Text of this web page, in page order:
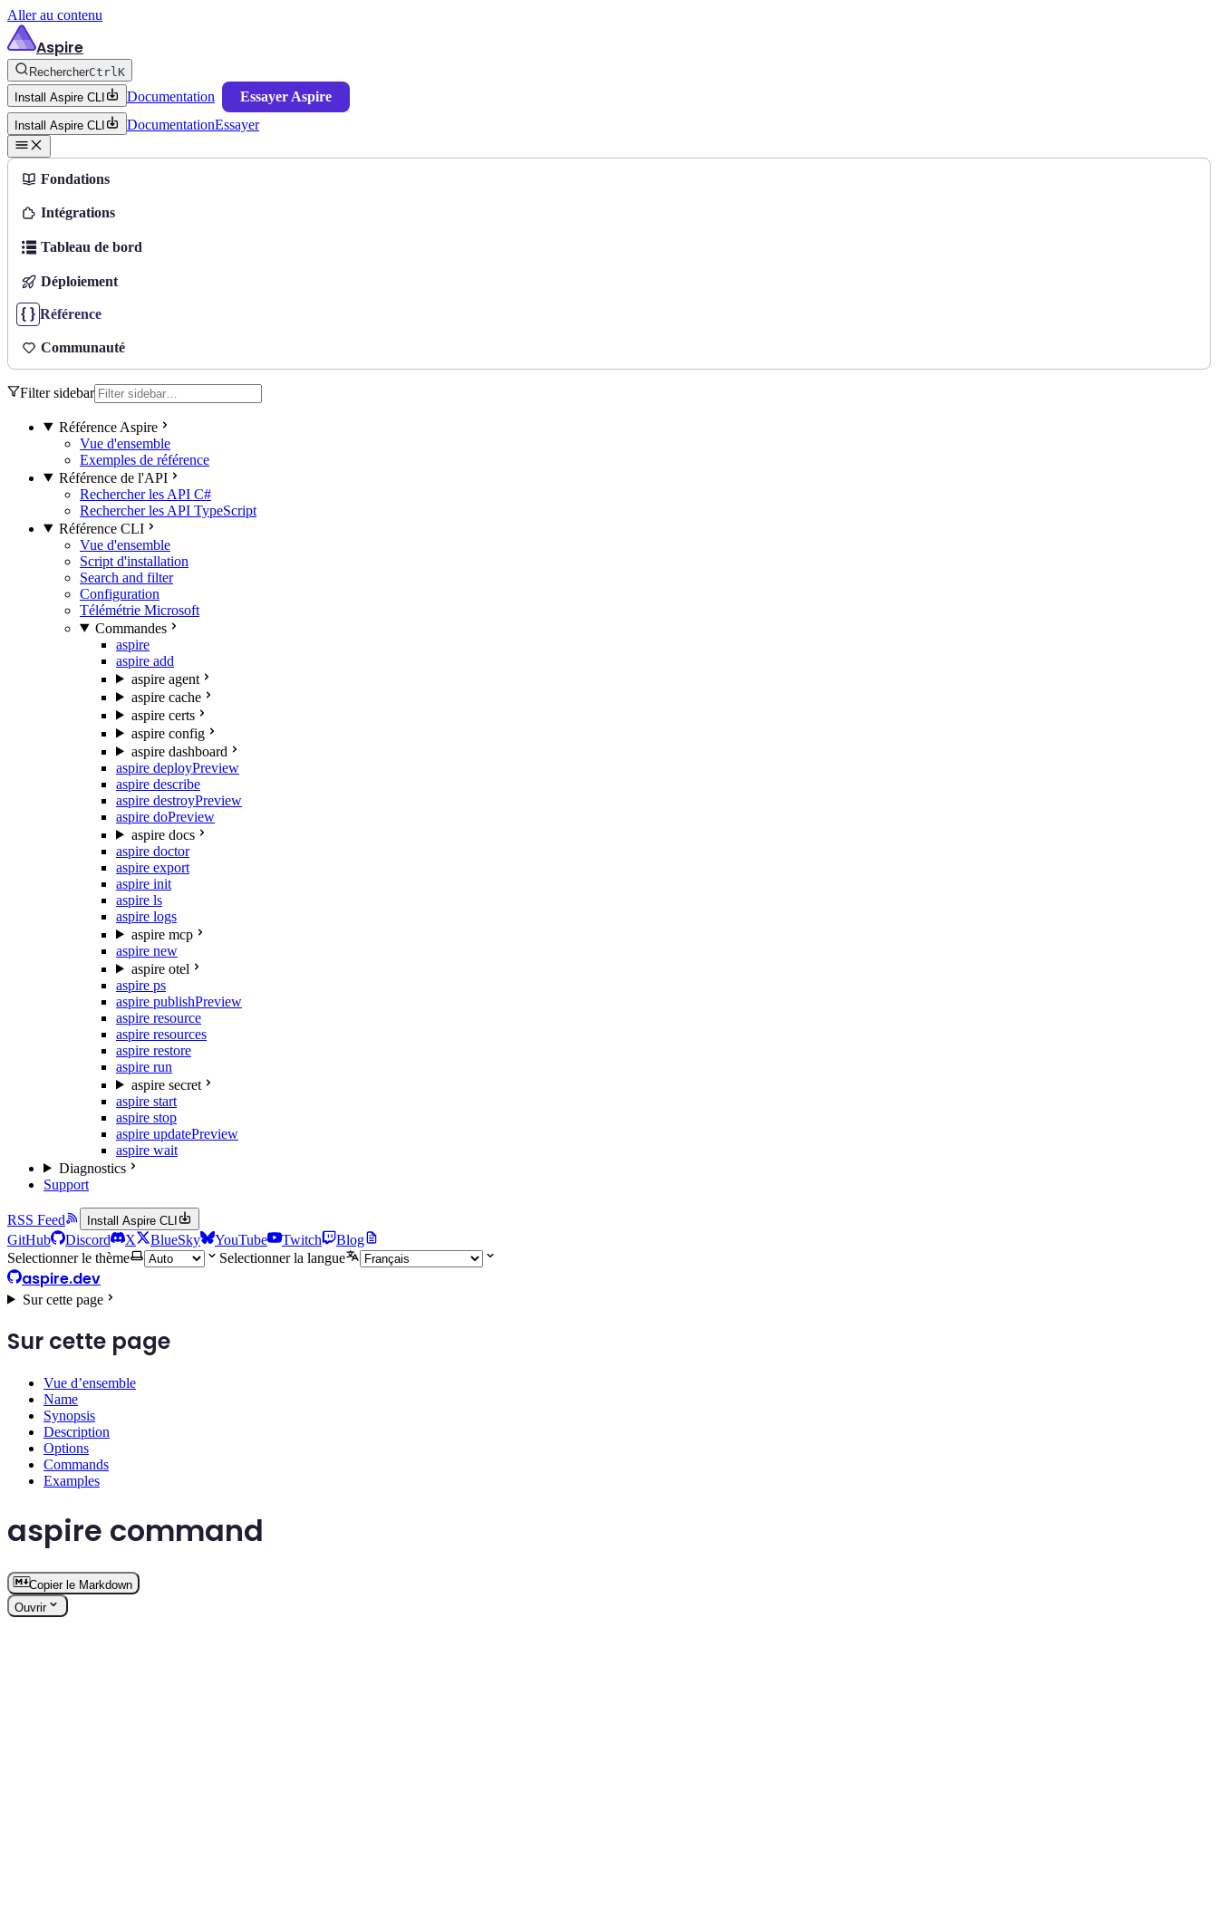
Aller au contenu
Aspire
RechercherCtrlK
Install Aspire CLI
Documentation Essayer Aspire
Install Aspire CLI DocumentationEssayer
Fondations
Intégrations
Tableau de bord
Déploiement
Référence
Communauté
Filter sidebar
Référence Aspire
Vue d'ensemble
Exemples de référence
Référence de l'API
Rechercher les API C#
Rechercher les API TypeScript
Référence CLI
Vue d'ensemble
Script d'installation
Search and filter
Configuration
Télémétrie Microsoft
Commandes
aspire
aspire add
aspire agent
aspire cache
aspire certs
aspire config
aspire dashboard
aspire deployPreview
aspire describe
aspire destroyPreview
aspire doPreview
aspire docs
aspire doctor
aspire export
aspire init
aspire ls
aspire logs
aspire mcp
aspire new
aspire otel
aspire ps
aspire publishPreview
aspire resource
aspire resources
aspire restore
aspire run
aspire secret
aspire start
aspire stop
aspire updatePreview
aspire wait
Diagnostics
Support
RSS Feed Install Aspire CLI
GitHub Discord X BlueSky YouTube Twitch
Blog
Selectionner le thème
Selectionner la langue
aspire.dev
Sur cette page
Sur cette page
Vue d’ensemble
Name
Synopsis
Description
Options
Commands
Examples
aspire command
Copier le Markdown
Ouvrir